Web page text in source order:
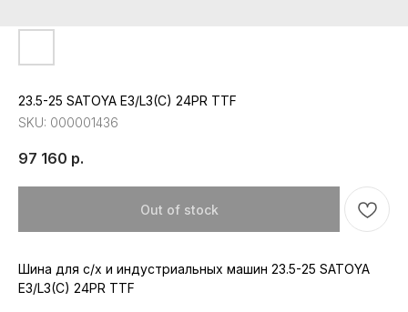
23.5-25 SATOYA E3/L3(C) 24PR TTF
SKU: 000001436
97 160 р.
Out of stock
Шина для с/х и индустриальных машин 23.5-25 SATOYA
E3/L3(C) 24PR TTF
Республика Мордовия, с. Лямбирь,
ул. Октябрьская, д. 107А